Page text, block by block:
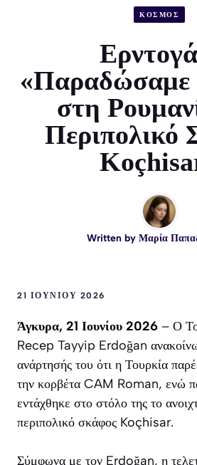
ΚΟΣΜΟΣ
«Παραδώσαμε
στη
Περιπολικό
Written by Μαρία
21 ΙΟΥΝΊΟΥ 2026
Άγκυρα, 21 Ιουνίου 2026 – Ο
Recep Tayyip Erdoğan
ανάρτησής του ότι η Τουρκία
την κορβέτα CAM Roman, ενώ
εντάχθηκε στο στόλο της το
περιπολικό σκάφος Koçhisar.
Σύμφωνα με τον Erdoğan, η